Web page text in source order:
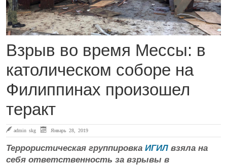
Взрыв во время Мессы: в
католическом соборе на
Филиппинах произошел
теракт
admin skg Январь 28, 2019
Террористическая группировка ИГИЛ взяла на
себя ответственность за взрывы в